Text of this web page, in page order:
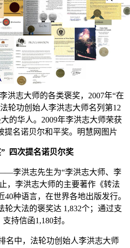
洪志大师的各类褒奖，2007年“在
轮功创始人李洪志大师名列第12
的华人。2009年李洪志大师荣获
提名诺贝尔和平奖。明慧网图片
四次提名诺贝尔奖
李洪志先生为“李洪志大师、李
，李洪志大师的主要著作《转法
种语言，在世界各地出版发行。
轮大法的褒奖达 1,832个；通过支
持信函1,180封。
名中，法轮功创始人李洪志大师